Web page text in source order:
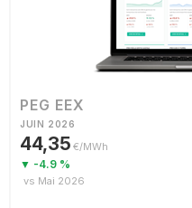
PEG EEX
JUIN 2026
44,35 €/MWh
▼ -4.9 %
vs Mai 2026